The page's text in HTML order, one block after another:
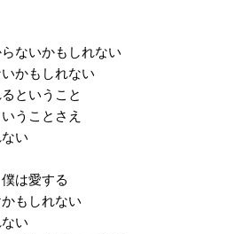
ないかもしれない
かもしれない
ということ
うことさえ
い
は愛する
もしれない
い